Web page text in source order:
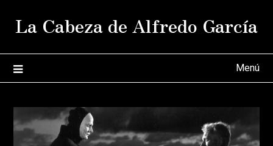
La Cabeza de Alfredo García
Menú